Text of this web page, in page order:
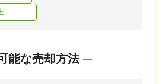
能な売却方法